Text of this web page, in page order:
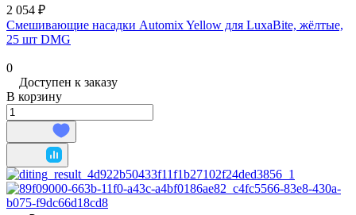
2 054 ₽
Смешивающие насадки Automix Yellow для LuxaBite, жёлтые,
25 шт DMG
0
Доступен к заказу
В корзину